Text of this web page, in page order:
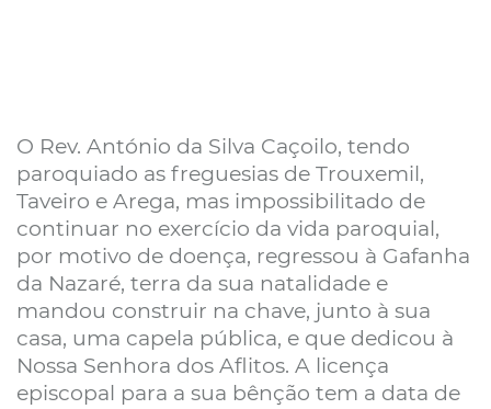
O Rev. António da Silva Caçoilo, tendo
paroquiado as freguesias de Trouxemil,
Taveiro e Arega, mas impossibilitado de
continuar no exercício da vida paroquial,
por motivo de doença, regressou à Gafanha
da Nazaré, terra da sua natalidade e
mandou construir na chave, junto à sua
casa, uma capela pública, e que dedicou à
Nossa Senhora dos Aflitos. A licença
episcopal para a sua bênção tem a data de